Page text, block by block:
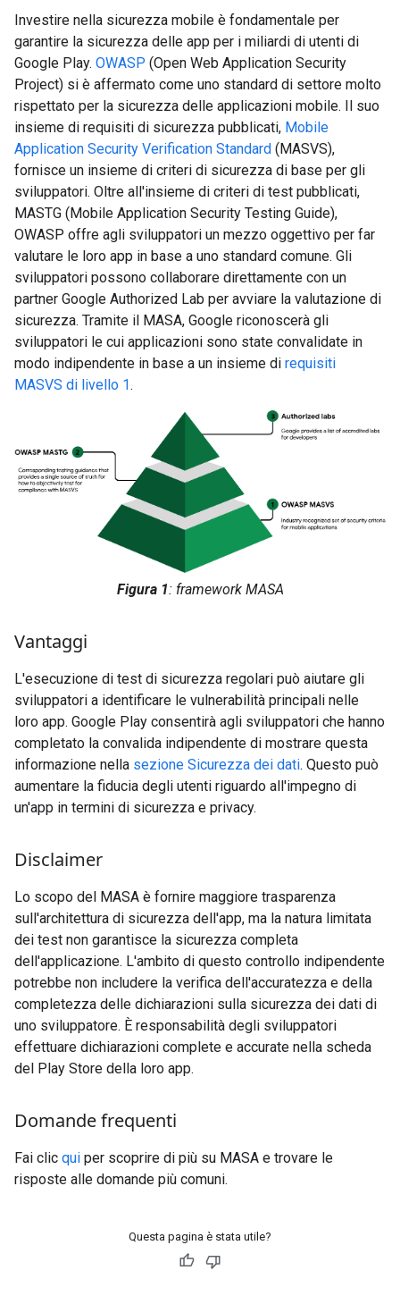
Investire nella sicurezza mobile è fondamentale per
garantire la sicurezza delle app per i miliardi di utenti di
Google Play. OWASP (Open Web Application Security
Project) si è affermato come uno standard di settore molto
rispettato per la sicurezza delle applicazioni mobile. Il suo
insieme di requisiti di sicurezza pubblicati, Mobile
Application Security Verification Standard (MASVS),
fornisce un insieme di criteri di sicurezza di base per gli
sviluppatori. Oltre all'insieme di criteri di test pubblicati,
MASTG (Mobile Application Security Testing Guide),
OWASP offre agli sviluppatori un mezzo oggettivo per far
valutare le loro app in base a uno standard comune. Gli
sviluppatori possono collaborare direttamente con un
partner Google Authorized Lab per avviare la valutazione di
sicurezza. Tramite il MASA, Google riconoscerà gli
sviluppatori le cui applicazioni sono state convalidate in
modo indipendente in base a un insieme di requisiti
MASVS di livello 1.
Figura 1: framework MASA
Vantaggi
L'esecuzione di test di sicurezza regolari può aiutare gli
sviluppatori a identificare le vulnerabilità principali nelle
loro app. Google Play consentirà agli sviluppatori che hanno
completato la convalida indipendente di mostrare questa
informazione nella sezione Sicurezza dei dati. Questo può
aumentare la fiducia degli utenti riguardo all'impegno di
un'app in termini di sicurezza e privacy.
Disclaimer
Lo scopo del MASA è fornire maggiore trasparenza
sull'architettura di sicurezza dell'app, ma la natura limitata
dei test non garantisce la sicurezza completa
dell'applicazione. L'ambito di questo controllo indipendente
potrebbe non includere la verifica dell'accuratezza e della
completezza delle dichiarazioni sulla sicurezza dei dati di
uno sviluppatore. È responsabilità degli sviluppatori
effettuare dichiarazioni complete e accurate nella scheda
del Play Store della loro app.
Domande frequenti
Fai clic qui per scoprire di più su MASA e trovare le
risposte alle domande più comuni.
Questa pagina è stata utile?